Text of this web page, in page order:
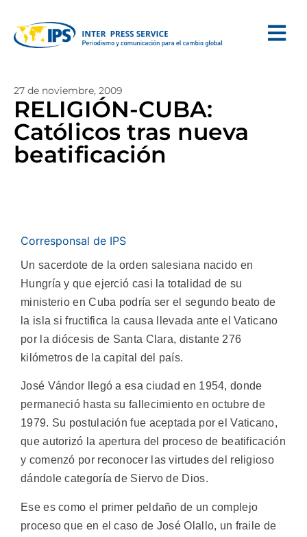
27 de noviembre, 2009
RELIGIÓN-CUBA:
Católicos tras nueva
beatificación
Corresponsal de IPS
Un sacerdote de la orden salesiana nacido en
Hungría y que ejerció casi la totalidad de su
ministerio en Cuba podría ser el segundo beato de
la isla si fructifica la causa llevada ante el Vaticano
por la diócesis de Santa Clara, distante 276
kilómetros de la capital del país.
José Vándor llegó a esa ciudad en 1954, donde
permaneció hasta su fallecimiento en octubre de
1979. Su postulación fue aceptada por el Vaticano,
que autorizó la apertura del proceso de beatificación
y comenzó por reconocer las virtudes del religioso
dándole categoría de Siervo de Dios.
Ese es como el primer peldaño de un complejo
proceso que en el caso de José Olallo, un fraile de